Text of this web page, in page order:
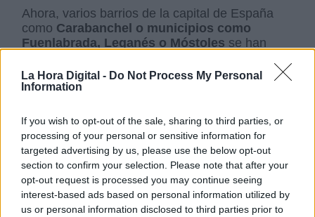
La Hora Digital - Do Not Process My Personal
Information
If you wish to opt-out of the sale, sharing to third parties, or
processing of your personal or sensitive information for
targeted advertising by us, please use the below opt-out
section to confirm your selection. Please note that after your
opt-out request is processed you may continue seeing
interest-based ads based on personal information utilized by
us or personal information disclosed to third parties prior to
Ahora, varios barrios de la capital de España
como Carabanchel o municipios como
Fuenlabrada, Leganés o Móstoles se han
Comunidad de Madrid.
Pedro Sánchez
Consejo de Ministros
crisis sanitaria
crisis económica
Pandemia
NOTICIAS RELACIONADAS